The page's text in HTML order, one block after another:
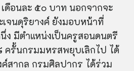
ดือนละ ๕๐ บาท นอกจากจะ
เจนดุริยางค์ ยังมอบหน้าที่
ง มีตำแหน่งเป็นครูสอนดนตรี
ครั้นกรมมหรสพยุบเลิกไป ได้
สากล กรมศิลปากร ได้ร่วม